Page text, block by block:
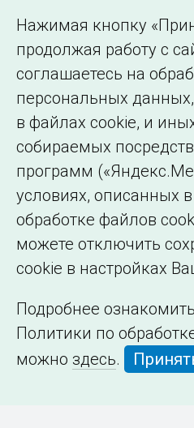
Нажимая кнопку
продолжая работу с
соглашаетесь на
персональных
в файлах cookie, и
собираемых
программ
условиях, описанных
обработке файлов
можете отключить
cookie в настройках
Подробнее
Политики по
можно здесь.